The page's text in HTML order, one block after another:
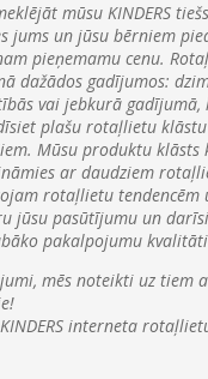
mūsu KINDERS
jums un jūsu bērniem
pieņemamu cenu.
dažādos gadījumos:
vai jebkurā
plašu rotaļlietu
Mūsu produktu klāsts
ar daudziem
rotaļlietu tendencēm
jūsu pasūtījumu un
pakalpojumu
mēs noteikti uz tiem
interneta